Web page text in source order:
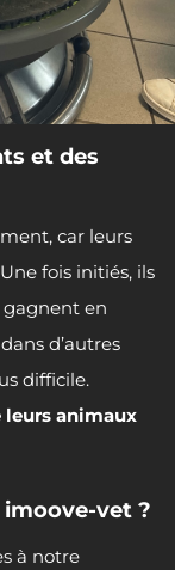
et des
car leurs
fois initiés, ils
en
d’autres
difficile.
animaux
imoove-vet ?
à notre